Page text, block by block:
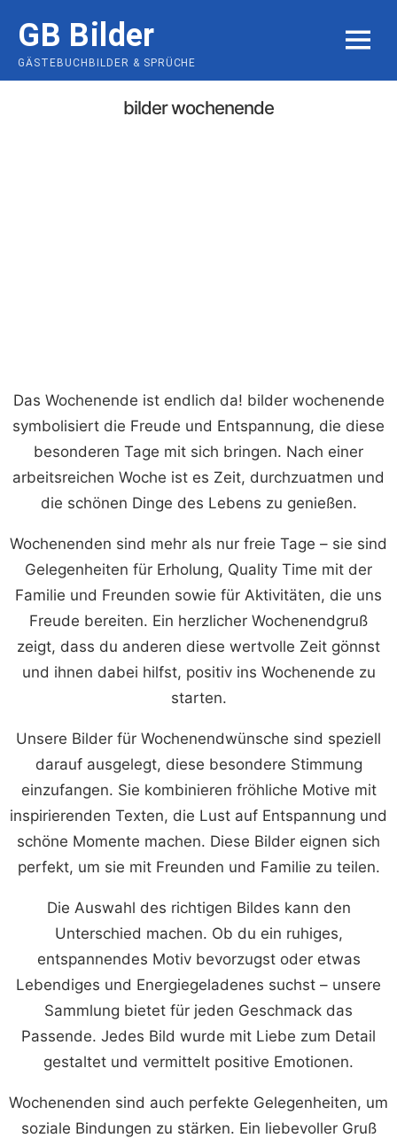
content
GB Bilder
GÄSTEBUCHBILDER & SPRÜCHE
MENU
bilder wochenende
Das Wochenende ist endlich da! bilder wochenende
symbolisiert die Freude und Entspannung, die diese
besonderen Tage mit sich bringen. Nach einer
arbeitsreichen Woche ist es Zeit, durchzuatmen und
die schönen Dinge des Lebens zu genießen.
Wochenenden sind mehr als nur freie Tage – sie sind
Gelegenheiten für Erholung, Quality Time mit der
Familie und Freunden sowie für Aktivitäten, die uns
Freude bereiten. Ein herzlicher Wochenendgruß
zeigt, dass du anderen diese wertvolle Zeit gönnst
und ihnen dabei hilfst, positiv ins Wochenende zu
starten.
Unsere Bilder für Wochenendwünsche sind speziell
darauf ausgelegt, diese besondere Stimmung
einzufangen. Sie kombinieren fröhliche Motive mit
inspirierenden Texten, die Lust auf Entspannung und
schöne Momente machen. Diese Bilder eignen sich
perfekt, um sie mit Freunden und Familie zu teilen.
Die Auswahl des richtigen Bildes kann den
Unterschied machen. Ob du ein ruhiges,
entspannendes Motiv bevorzugst oder etwas
Lebendiges und Energiegeladenes suchst – unsere
Sammlung bietet für jeden Geschmack das
Passende. Jedes Bild wurde mit Liebe zum Detail
gestaltet und vermittelt positive Emotionen.
Wochenenden sind auch perfekte Gelegenheiten, um
soziale Bindungen zu stärken. Ein liebevoller Gruß